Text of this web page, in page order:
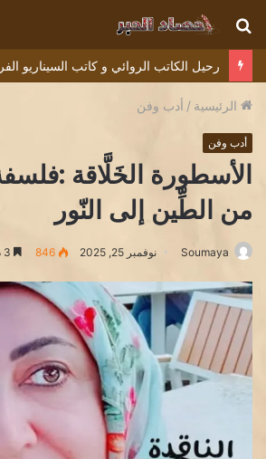
بحث
عن
الرئيسية / أدب وفن
أدب وفن
الأسطورة الخَلَّاقة
من الطِّين إلى النّور
Soumaya نوفمبر 25, 2025 846